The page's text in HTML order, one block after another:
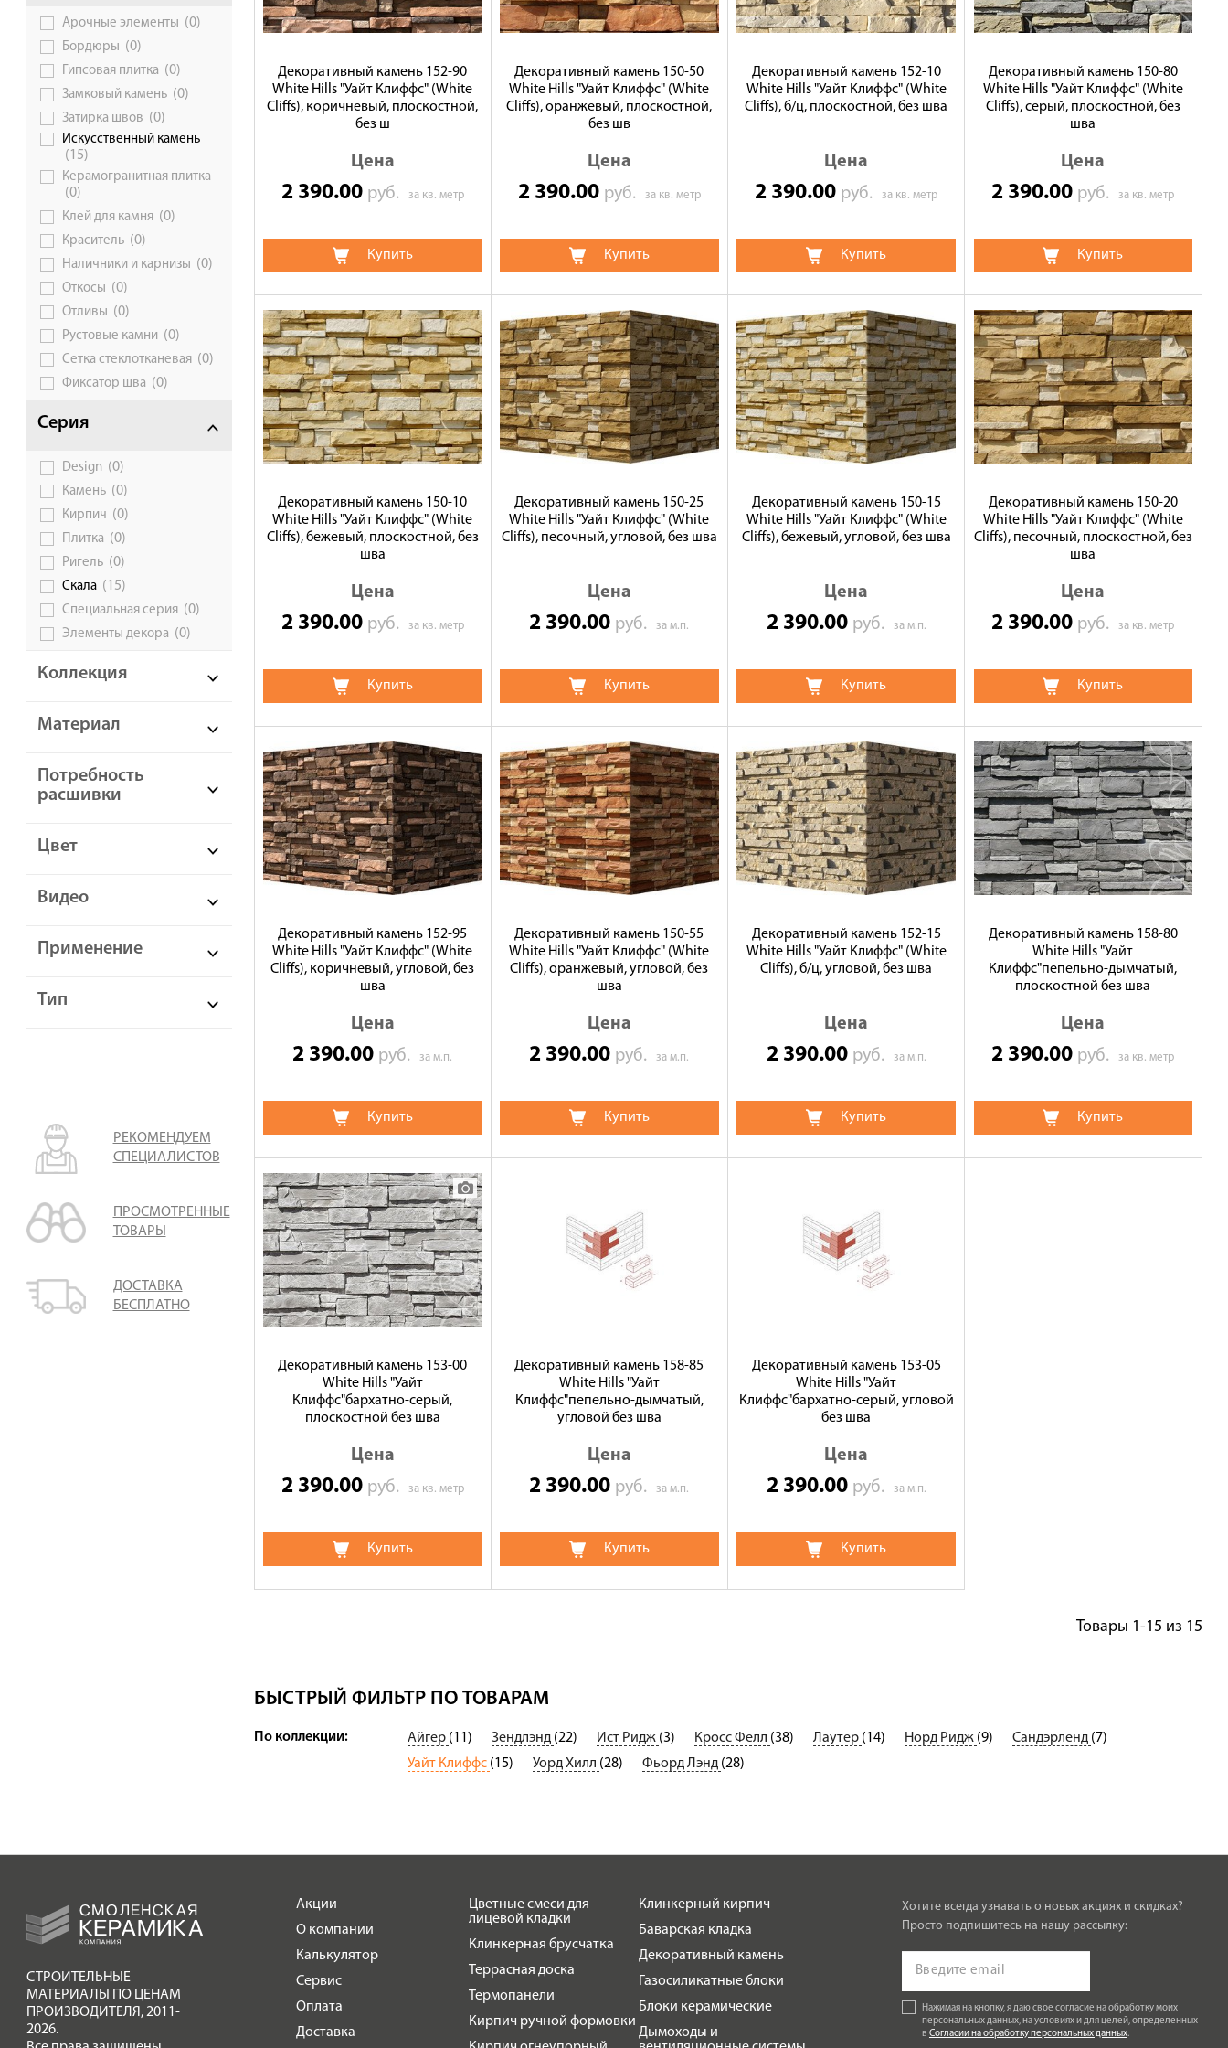
Галерея объектов
Контакты
Арочные элементы (0)
Бордюры (0)
Гипсовая плитка (0)
Замковый камень (0)
Затирка швов (0)
Искусственный камень
(15)
Керамогранитная плитка
(0)
Клей для камня (0)
Краситель (0)
Наличники и карнизы (0)
Откосы (0)
Отливы (0)
Рустовые камни (0)
Сетка стеклотканевая (0)
Фиксатор шва (0)
Серия
Design (0)
Камень (0)
Кирпич (0)
Плитка (0)
Ригель (0)
Скала (15)
Специальная серия (0)
Элементы декора (0)
Коллекция
Материал
Потребность
расшивки
Цвет
Видео
Применение
Тип
РЕКОМЕНДУЕМ
СПЕЦИАЛИСТОВ
ПРОСМОТРЕННЫЕ
ТОВАРЫ
ДОСТАВКА
БЕСПЛАТНО
Декоративный камень 152-90
White Hills "Уайт Клиффс" (White
Cliffs), коричневый, плоскостной,
без ш
Цена
2 390.00 руб. за кв. метр
Купить
Декоративный камень 150-50
White Hills "Уайт Клиффс" (White
Cliffs), оранжевый, плоскостной,
без шв
Цена
2 390.00 руб. за кв. метр
Купить
Декоративный камень 152-10
White Hills "Уайт Клиффс" (White
Cliffs), б/ц, плоскостной, без шва
Цена
2 390.00 руб.за кв. метр
Купить
Декоративный камень 150-80
White Hills "Уайт Клиффс" (White
Cliffs), серый, плоскостной, без
шва
Цена
2 390.00 руб.за кв. метр
Купить
Декоративный камень 150-10
White Hills "Уайт Клиффс" (White
Cliffs), бежевый, плоскостной, без
шва
Цена
2 390.00 руб. за кв. метр
Купить
Декоративный камень 150-25
White Hills "Уайт Клиффс" (White
Cliffs), песочный, угловой, без шва
Цена
2 390.00 руб.за м.п.
Купить
Декоративный камень 150-15
White Hills "Уайт Клиффс" (White
Cliffs), бежевый, угловой, без шва
Цена
2 390.00 руб. за м.п.
Купить
Декоративный камень 150-20
White Hills "Уайт Клиффс" (White
Cliffs), песочный, плоскостной, без
шва
Цена
2 390.00 руб.за кв. метр
Купить
Декоративный камень 152-95
White Hills "Уайт Клиффс" (White
Cliffs), коричневый, угловой, без
шва
Цена
2 390.00 руб.за м.п.
Купить
Декоративный камень 150-55
White Hills "Уайт Клиффс" (White
Cliffs), оранжевый, угловой, без
шва
Цена
2 390.00 руб.за м.п.
Купить
Декоративный камень 152-15
White Hills "Уайт Клиффс" (White
Cliffs), б/ц, угловой, без шва
Цена
2 390.00 руб. за м.п.
Купить
Декоративный камень 158-80
White Hills "Уайт
Клиффс"пепельно-дымчатый,
плоскостной без шва
Цена
2 390.00 руб.за кв. метр
Купить
Декоративный камень 153-00
White Hills "Уайт
Клиффс"бархатно-серый,
плоскостной без шва
Цена
2 390.00 руб. за кв. метр
Купить
Декоративный камень 158-85
White Hills "Уайт
Клиффс"пепельно-дымчатый,
угловой без шва
Цена
2 390.00 руб.за м.п.
Купить
Декоративный камень 153-05
White Hills "Уайт
Клиффс"бархатно-серый, угловой
без шва
Цена
2 390.00 руб. за м.п.
Купить
Товары 1-15 из 15
БЫСТРЫЙ ФИЛЬТР ПО ТОВАРАМ
По коллекции: Айгер (11) Зендлэнд (22) Ист Ридж (3) Кросс Фелл (38) Лаутер (14) Норд Ридж (9) Сандэрленд (7)
Уайт Клиффс (15) Уорд Хилл (28) Фьорд Лэнд (28)
Акции
О компании
Калькулятор
Сервис
Оплата
Доставка
Цветные смеси для
лицевой кладки
Клинкерная брусчатка
Террасная доска
Термопанели
Кирпич ручной формовки
Клинкерный кирпич
Баварская кладка
Декоративный камень
Газосиликатные блоки
Блоки керамические
Дымоходы и
СТРОИТЕЛЬНЫЕ
МАТЕРИАЛЫ ПО ЦЕНАМ
ПРОИЗВОДИТЕЛЯ,2011-
2026.
Хотите всегда узнавать о новых акциях и скидках?
Просто подпишитесь на нашу рассылку:
Нажимая на кнопку, я даю свое согласие на обработку моих
персональных данных, на условиях и для целей, определенных
в Согласии на обработку персональных данных.